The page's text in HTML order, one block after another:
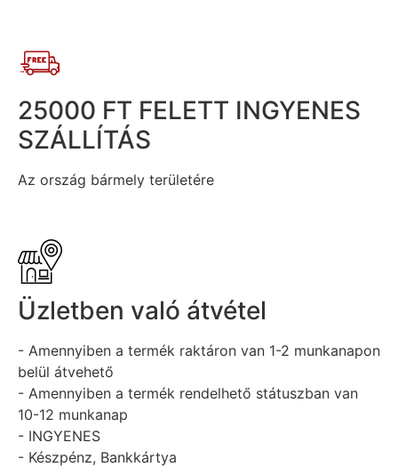
25000 FT FELETT INGYENES
SZÁLLÍTÁS
Az ország bármely területére
Üzletben való átvétel
- Amennyiben a termék raktáron van 1-2 munkanapon
belül átvehető
- Amennyiben a termék rendelhető státuszban van
10-12 munkanap
- INGYENES
- Készpénz, Bankkártya